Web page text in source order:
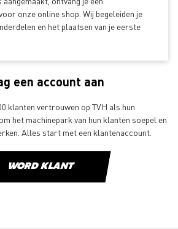
onze online shop. Wij begeleiden je
en het plaatsen van je eerste
een account aan
klanten vertrouwen op TVH als hun
het machinepark van hun klanten soepel en
Alles start met een klantenaccount.
WORD KLANT